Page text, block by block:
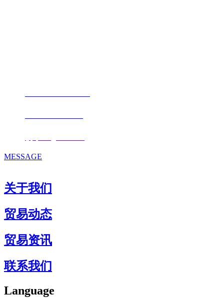
MESSAGE
关于我们
贸易动态
贸易资讯
联系我们
Language